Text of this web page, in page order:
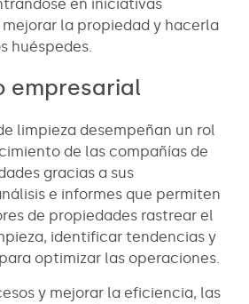
en iniciativas
la propiedad y hacerla
huéspedes.
empresarial
limpieza desempeñan un rol
de las compañías de
gracias a sus
e informes que permiten
de propiedades rastrear el
identificar tendencias y
optimizar las operaciones.
y mejorar la eficiencia, las